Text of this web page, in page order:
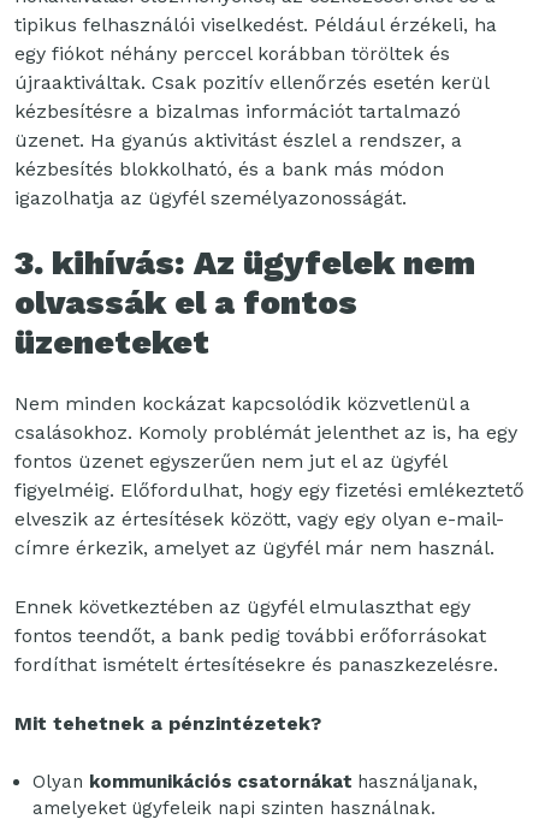
tipikus felhasználói viselkedést. Például érzékeli, ha
egy fiókot néhány perccel korábban töröltek és
újraaktiváltak. Csak pozitív ellenőrzés esetén kerül
kézbesítésre a bizalmas információt tartalmazó
üzenet. Ha gyanús aktivitást észlel a rendszer, a
kézbesítés blokkolható, és a bank más módon
igazolhatja az ügyfél személyazonosságát.
3. kihívás: Az ügyfelek nem
olvassák el a fontos
üzeneteket
Nem minden kockázat kapcsolódik közvetlenül a
csalásokhoz. Komoly problémát jelenthet az is, ha egy
fontos üzenet egyszerűen nem jut el az ügyfél
figyelméig. Előfordulhat, hogy egy fizetési emlékeztető
elveszik az értesítések között, vagy egy olyan e-mail-
címre érkezik, amelyet az ügyfél már nem használ.
Ennek következtében az ügyfél elmulaszthat egy
fontos teendőt, a bank pedig további erőforrásokat
fordíthat ismételt értesítésekre és panaszkezelésre.
Mit tehetnek a pénzintézetek?
Olyan kommunikációs csatornákat használjanak,
amelyeket ügyfeleik napi szinten használnak.